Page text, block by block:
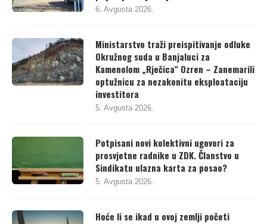
6. Avgusta 2026.
Ministarstvo traži preispitivanje odluke
Okružnog suda u Banjaluci za
Kamenolom „Rječica“ Ozren – Zanemarili
optužnicu za nezakonitu eksploataciju
investitora
5. Avgusta 2026.
Potpisani novi kolektivni ugovori za
prosvjetne radnike u ZDK. Članstvo u
Sindikatu ulazna karta za posao?
5. Avgusta 2026.
Hoće li se ikad u ovoj zemlji početi